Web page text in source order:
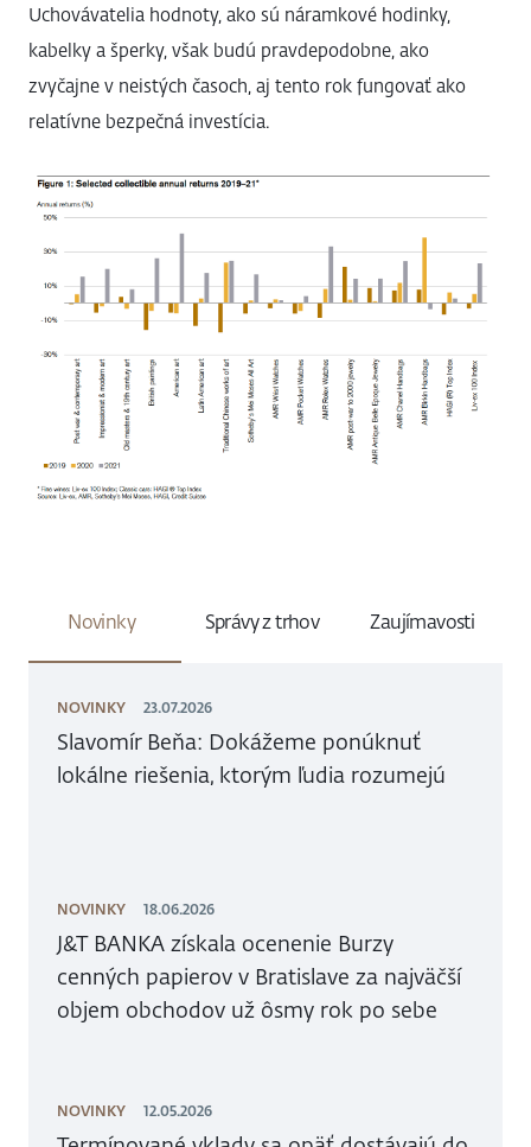
Uchovávatelia hodnoty, ako sú náramkové hodinky,
kabelky a šperky, však budú pravdepodobne, ako
zvyčajne v neistých časoch, aj tento rok fungovať ako
relatívne bezpečná investícia.
Novinky Správy z trhov Zaujímavosti
NOVINKY 23.07.2026
Slavomír Beňa: Dokážeme ponúknuť
lokálne riešenia, ktorým ľudia rozumejú
NOVINKY 18.06.2026
J&T BANKA získala ocenenie Burzy
cenných papierov v Bratislave za najväčší
objem obchodov už ôsmy rok po sebe
NOVINKY 12.05.2026